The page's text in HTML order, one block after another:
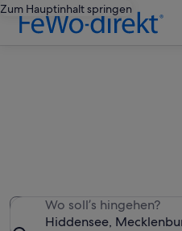
Zum Hauptinhalt springen
Wo soll’s hingehen?
Hiddensee,